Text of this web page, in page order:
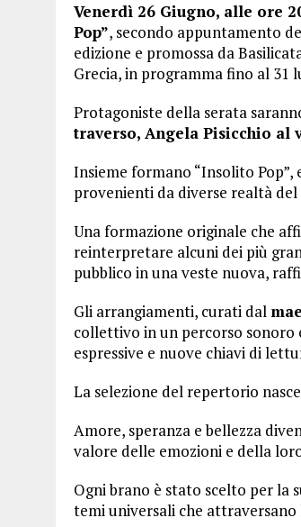
Venerdì 26 Giugno, alle ore
Pop”, secondo appuntamento
edizione e promossa da
Grecia, in programma fino al 31
Protagoniste della serata
traverso, Angela Pisicchio
Insieme formano “Insolito
provenienti da diverse realtà
Una formazione originale che
reinterpretare alcuni dei più
pubblico in una veste nuova,
Gli arrangiamenti, curati dal
collettivo in un percorso sonoro
espressive e nuove chiavi di
La selezione del repertorio
Amore, speranza e bellezza
valore delle emozioni e della
Ogni brano è stato scelto per la
temi universali che attraversano